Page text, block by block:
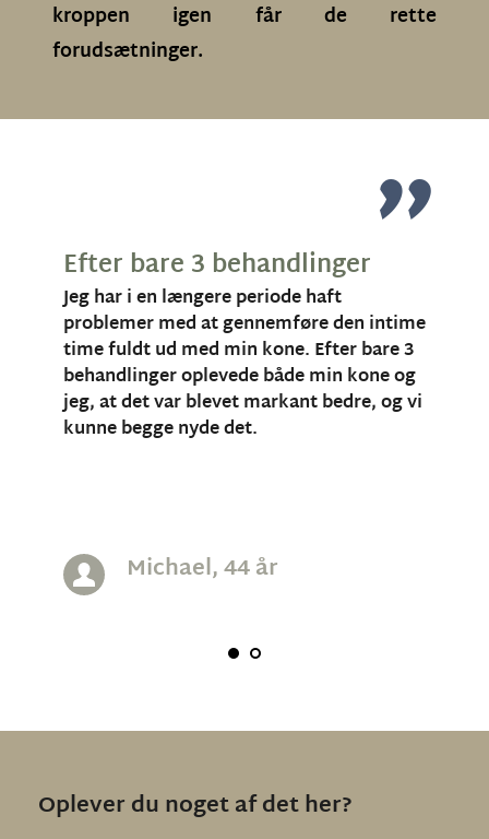
kroppen igen får de rette
forudsætninger.
"
Efter bare 3 behandlinger
Jeg har i en længere periode haft
problemer med at gennemføre den intime
time fuldt ud med min kone. Efter bare 3
behandlinger oplevede både min kone og
jeg, at det var blevet markant bedre, og vi
kunne begge nyde det.
Michael, 44 år
Oplever du noget af det her?